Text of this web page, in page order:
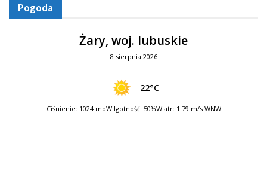
Pogoda
Żary, woj. lubuskie
8 sierpnia 2026
22°C
Ciśnienie: 1024 mbWilgotność: 50%Wiatr: 1.79 m/s WNW